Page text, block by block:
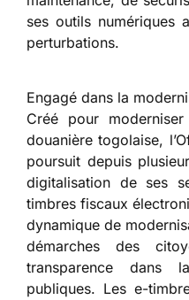
ses outils numériques
perturbations.
Engagé dans la
Créé pour
douanière togolaise,
poursuit depuis
digitalisation de ses
timbres fiscaux
dynamique de
démarches des
transparence dans
publiques. Les e-